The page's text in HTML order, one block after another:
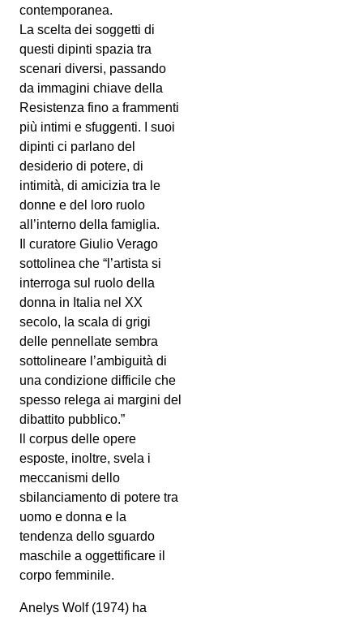
contemporanea.
La scelta dei soggetti di
questi dipinti spazia tra
scenari diversi, passando
da immagini chiave della
Resistenza fino a frammenti
più intimi e sfuggenti. I suoi
dipinti ci parlano del
desiderio di potere, di
intimità, di amicizia tra le
donne e del loro ruolo
all’interno della famiglia.
Il curatore Giulio Verago
sottolinea che “l’artista si
interroga sul ruolo della
donna in Italia nel XX
secolo, la scala di grigi
delle pennellate sembra
sottolineare l’ambiguità di
una condizione difficile che
spesso relega ai margini del
dibattito pubblico.”
ll corpus delle opere
esposte, inoltre, svela i
meccanismi dello
sbilanciamento di potere tra
uomo e donna e la
tendenza dello sguardo
maschile a oggettificare il
corpo femminile.
Anelys Wolf (1974) ha